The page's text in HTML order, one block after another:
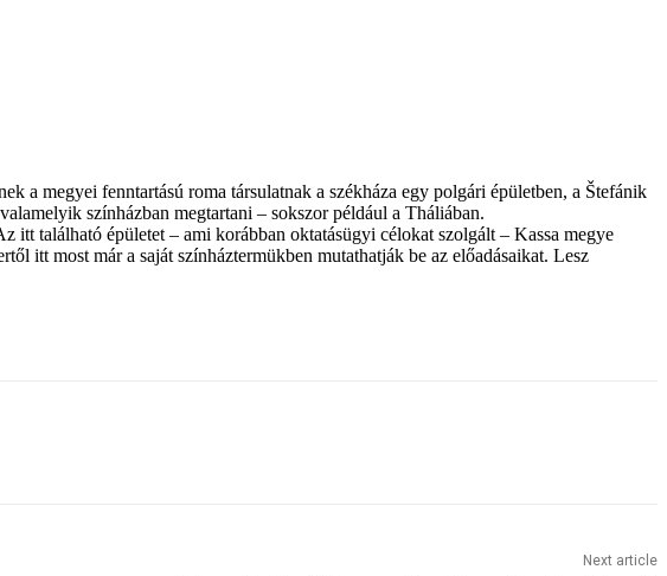
a megyei fenntartású roma társulatnak a székháza egy polgári épületben, a Štefánik
színházban megtartani – sokszor például a Tháliában.
található épületet – ami korábban oktatásügyi célokat szolgált – Kassa megye
itt most már a saját színháztermükben mutathatják be az előadásaikat. Lesz
Next article